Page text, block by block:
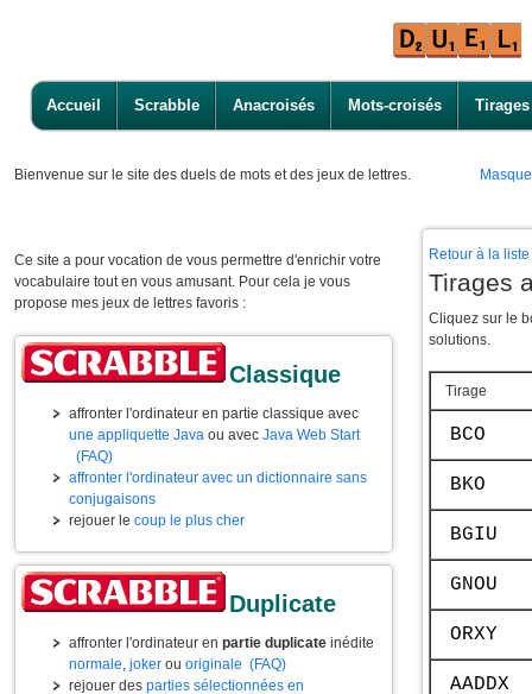
Accueil Scrabble Anacroisés Mots-croisés Tirages
Bienvenue sur le site des duels de mots et des jeux de lettres.
Ce site a pour vocation de vous permettre d'enrichir votre
vocabulaire tout en vous amusant. Pour cela je vous
propose mes jeux de lettres favoris :
Classique
affronter l'ordinateur en partie classique avec
une appliquette Java ou avec Java Web Start
(FAQ)
affronter l'ordinateur avec un dictionnaire sans
conjugaisons
rejouer le coup le plus cher
Duplicate
affronter l'ordinateur en partie duplicate inédite
normale, joker ou originale (FAQ)
rejouer des parties sélectionnées en
Retour à la
Tirages
Cliquez sur le
solutions.
Tirage
BCO
BKO
BGIU
GNOU
ORXY
AADDX